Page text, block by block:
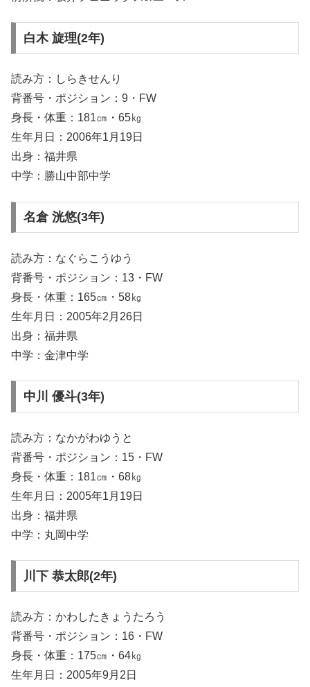
白木 旋理(2年)
読み方：しらきせんり
背番号・ポジション：9・FW
身長・体重：181㎝・65㎏
生年月日：2006年1月19日
出身：福井県
中学：勝山中部中学
名倉 洸悠(3年)
読み方：なぐらこうゆう
背番号・ポジション：13・FW
身長・体重：165㎝・58㎏
生年月日：2005年2月26日
出身：福井県
中学：金津中学
中川 優斗(3年)
読み方：なかがわゆうと
背番号・ポジション：15・FW
身長・体重：181㎝・68㎏
生年月日：2005年1月19日
出身：福井県
中学：丸岡中学
川下 恭太郎(2年)
読み方：かわしたきょうたろう
背番号・ポジション：16・FW
身長・体重：175㎝・64㎏
生年月日：2005年9月2日